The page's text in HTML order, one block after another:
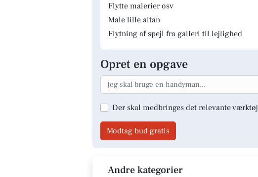
Flytte malerier osv
Male lille altan
Flytning af spejl fra galleri til lejlighed
Opret en opgave
Der skal medbringes det relevante værktøj
Modtag bud gratis
Andre kategorier